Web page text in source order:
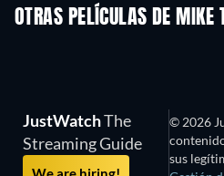
OTRAS PELÍCULAS DE MIKE
JustWatchThe
Streaming Guide
© 2026
sus